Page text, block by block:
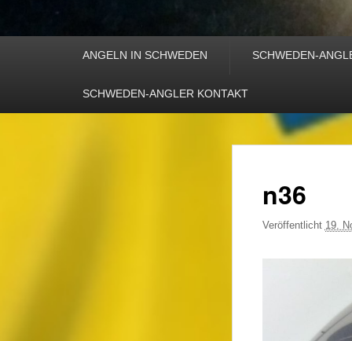
ANGELN IN SCHWEDEN SCHWEDEN-
SCHWEDEN-ANGLER KONTAKT
n36
Veröffentlicht 19.